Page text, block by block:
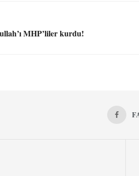
MHP’liler kurdu!